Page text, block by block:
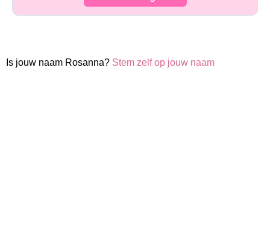
Is jouw naam Rosanna? Stem zelf op jouw naam